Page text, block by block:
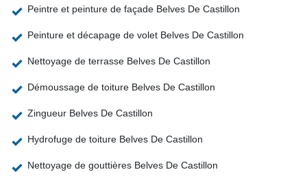
Peintre et peinture de façade Belves De Castillon
Peinture et décapage de volet Belves De Castillon
Nettoyage de terrasse Belves De Castillon
Démoussage de toiture Belves De Castillon
Zingueur Belves De Castillon
Hydrofuge de toiture Belves De Castillon
Nettoyage de gouttières Belves De Castillon